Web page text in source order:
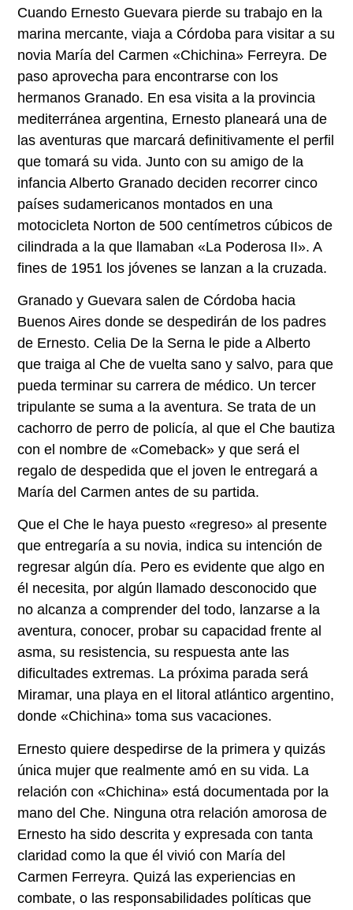
Cuando Ernesto Guevara pierde su trabajo en la
marina mercante, viaja a Córdoba para visitar a su
novia María del Carmen «Chichina» Ferreyra. De
paso aprovecha para encontrarse con los
hermanos Granado. En esa visita a la provincia
mediterránea argentina, Ernesto planeará una de
las aventuras que marcará definitivamente el perfil
que tomará su vida. Junto con su amigo de la
infancia Alberto Granado deciden recorrer cinco
países sudamericanos montados en una
motocicleta Norton de 500 centímetros cúbicos de
cilindrada a la que llamaban «La Poderosa II». A
fines de 1951 los jóvenes se lanzan a la cruzada.
Granado y Guevara salen de Córdoba hacia
Buenos Aires donde se despedirán de los padres
de Ernesto. Celia De la Serna le pide a Alberto
que traiga al Che de vuelta sano y salvo, para que
pueda terminar su carrera de médico. Un tercer
tripulante se suma a la aventura. Se trata de un
cachorro de perro de policía, al que el Che bautiza
con el nombre de «Comeback» y que será el
regalo de despedida que el joven le entregará a
María del Carmen antes de su partida.
Que el Che le haya puesto «regreso» al presente
que entregaría a su novia, indica su intención de
regresar algún día. Pero es evidente que algo en
él necesita, por algún llamado desconocido que
no alcanza a comprender del todo, lanzarse a la
aventura, conocer, probar su capacidad frente al
asma, su resistencia, su respuesta ante las
dificultades extremas. La próxima parada será
Miramar, una playa en el litoral atlántico argentino,
donde «Chichina» toma sus vacaciones.
Ernesto quiere despedirse de la primera y quizás
única mujer que realmente amó en su vida. La
relación con «Chichina» está documentada por la
mano del Che. Ninguna otra relación amorosa de
Ernesto ha sido descrita y expresada con tanta
claridad como la que él vivió con María del
Carmen Ferreyra. Quizá las experiencias en
combate, o las responsabilidades políticas que